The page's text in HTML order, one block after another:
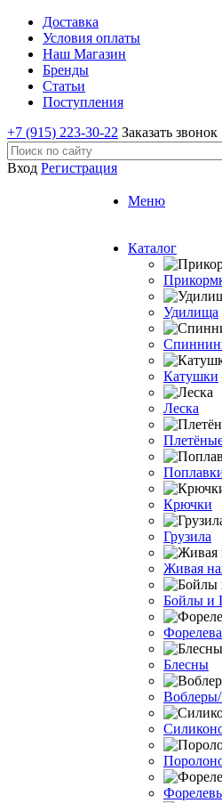
Доставка
Условия оплаты
Наш Магазин
Бренды
Статьи
Поступления
+7 (915) 223-30-22 Заказать звонок
Вход Регистрация
Меню
Каталог
Удилища
Катушки
Леска
Крючки
Грузила
Живая
Бойлы и
Блесны